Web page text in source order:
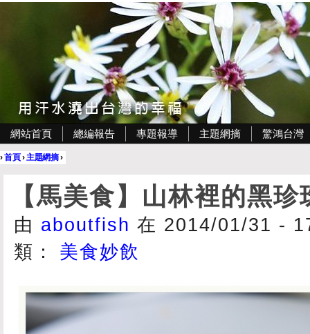
網站首頁 總編報告 專題報導 主題網摘 驚鴻台灣
›首頁›主題網摘›
【馬美食】山林裡的黑
由 aboutfish 在 2014/01/31 -
類：
美食妙飲